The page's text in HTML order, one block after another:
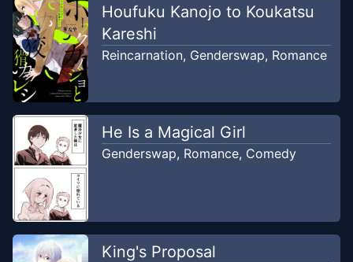
Houfuku Kanojo to Koukatsu
Kareshi
Reincarnation, Genderswap, Romance
He Is a Magical Girl
Genderswap, Romance, Comedy
King's Proposal